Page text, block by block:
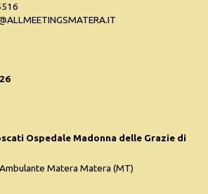
Ospedale Madonna delle Grazie di
Matera Matera (MT)